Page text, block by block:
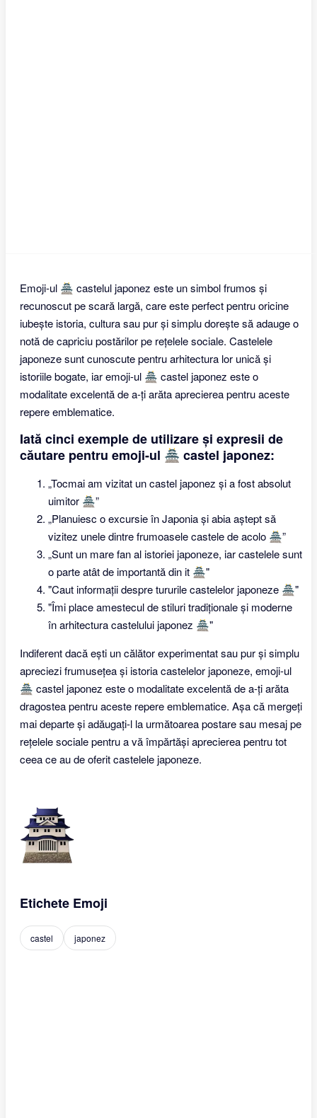
Emoji-ul 🏯 castelul japonez este un simbol frumos și
recunoscut pe scară largă, care este perfect pentru oricine
iubește istoria, cultura sau pur și simplu dorește să adauge o
notă de capriciu postărilor pe rețelele sociale. Castelele
japoneze sunt cunoscute pentru arhitectura lor unică și
istoriile bogate, iar emoji-ul 🏯 castel japonez este o
modalitate excelentă de a-ți arăta aprecierea pentru aceste
repere emblematice.
Iată cinci exemple de utilizare și expresii de
căutare pentru emoji-ul 🏯 castel japonez:
„Tocmai am vizitat un castel japonez și a fost absolut
uimitor 🏯”
„Planuiesc o excursie în Japonia și abia aștept să
vizitez unele dintre frumoasele castele de acolo 🏯”
„Sunt un mare fan al istoriei japoneze, iar castelele sunt
o parte atât de importantă din it 🏯"
"Caut informații despre tururile castelelor japoneze 🏯"
"Îmi place amestecul de stiluri tradiționale și moderne
în arhitectura castelului japonez 🏯"
Indiferent dacă ești un călător experimentat sau pur și simplu
apreciezi frumusețea și istoria castelelor japoneze, emoji-ul
🏯 castel japonez este o modalitate excelentă de a-ți arăta
dragostea pentru aceste repere emblematice. Așa că mergeți
mai departe și adăugați-l la următoarea postare sau mesaj pe
rețelele sociale pentru a vă împărtăși aprecierea pentru tot
ceea ce au de oferit castelele japoneze.
Etichete Emoji
castel japonez